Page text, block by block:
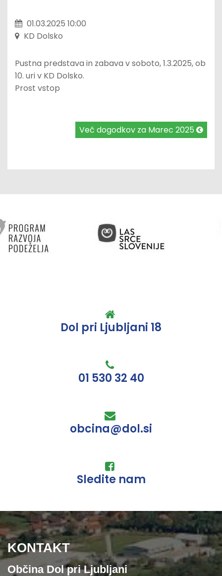
01.03.2025 10:00
KD Dolsko
Pustna predstava in zabava v soboto, 1.3.2025, ob
10. uri v KD Dolsko.
Prost vstop
Več dogodkov za Marec 2025
Dol pri Ljubljani 18
01 530 32 40
obcina@dol.si
Sledite nam
KONTAKT
Občina Dol pri Ljubljani